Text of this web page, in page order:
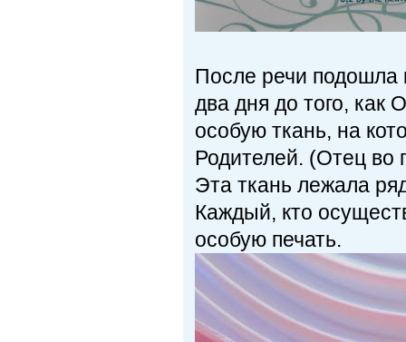
После речи подошла
два дня до того, как
особую ткань, на
Родителей. (Отец во
Эта ткань лежала
Каждый, кто
особую печать.